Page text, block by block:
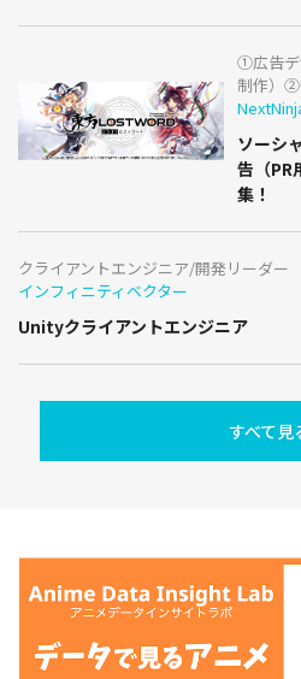
①広告デ
制作）
ソーシ
告（PR
集！
クライアントエンジニア/開発リーダー
インフィニティベクター
Unityクライアントエンジニア
すべて見